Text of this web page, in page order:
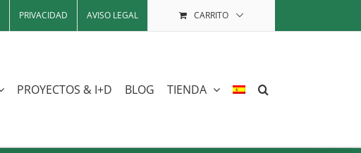
PRIVACIDAD AVISO LEGAL CARRITO
PROYECTOS & I+D BLOG TIENDA